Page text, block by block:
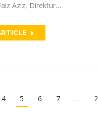
Aziz, Direktur…
4 5 6 7 …